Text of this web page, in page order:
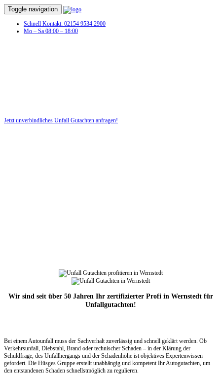
Toggle navigation
Schnell Kontakt: 02154 9534 2900
Mo – Sa 08:00 – 18:00
Jetzt unverbindliches Unfall Gutachten anfragen!
Wir sind seit über 50 Jahren Ihr zertifizierter Profi in Wernstedt für
Unfallgutachten!
Bei einem Autounfall muss der Sachverhalt zuverlässig und schnell geklärt werden. Ob
Verkehrsunfall, Diebstahl, Brand oder technischer Schaden – in der Klärung der
Schuldfrage, des Unfallhergangs und der Schadenhöhe ist objektives Expertenwissen
gefordert. Die Hüsges Gruppe erstellt unabhängig und kompetent Ihr Autogutachten, um
den entstandenen Schaden schnellstmöglich zu regulieren.